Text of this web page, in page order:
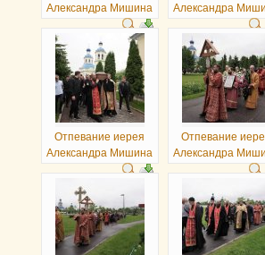
Александра Мишина
Александра
Отпевание иерея
Александра Мишина
Отпевание
Александра